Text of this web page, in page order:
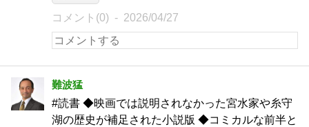
コメント(0) 2026/04/27
難波猛
#読書 ◆映画では説明されなかった宮水家や糸守
湖の歴史が補足された小説版 ◆コミカルな前半と